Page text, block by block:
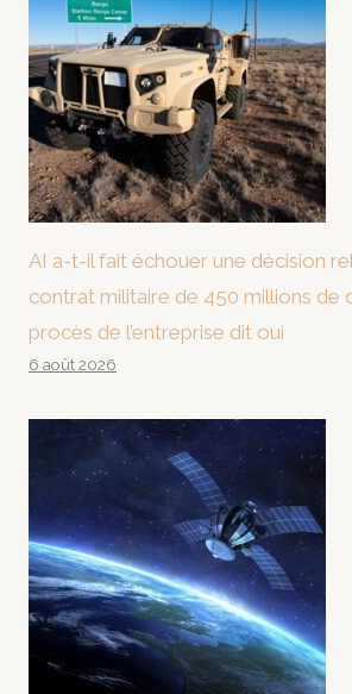
AI a-t-il fait échouer une décision
contrat militaire de 450 millions de
procès de l’entreprise dit oui
6 août 2026